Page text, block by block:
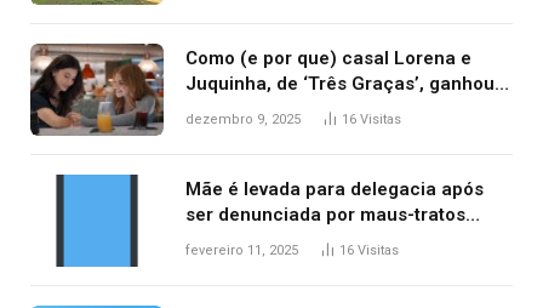
Como (e por que) casal Lorena e
Juquinha, de ‘Três Graças’, ganhou
repercussão internacional
dezembro 9, 2025 16 Visitas
Mãe é levada para delegacia após
ser denunciada por maus-tratos
contra dois filhos, diz polícia
fevereiro 11, 2025 16 Visitas